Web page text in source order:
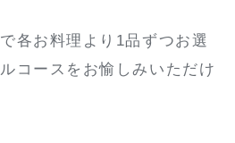
各お料理より1品ずつお選
コースをお愉しみいただけ